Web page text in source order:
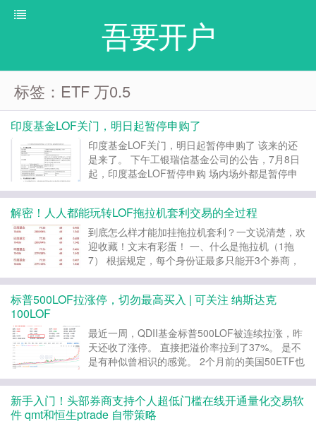
吾要开户
标签：ETF 万0.5
印度基金LOF关门，明日起暂停申购了
印度基金LOF关门，明日起暂停申购了 该来的还
是来了。 下午工银瑞信基金公司的公告，7月8日
起，印度基金LOF暂停申购 场内场外都是暂停申
购的了，日常套利3剑客，印度基金先倒下了。 鉴
于目前海外QDII的火热，并且印度基金LOF是国内
唯一的一个投资印度股票市场的场内外基金，以
至...
解密！人人都能玩转LOF拖拉机套利交易的全过程
到底怎么样才能加挂拖拉机套利？一文说清楚，欢
迎收藏！文末有彩蛋！ 一、什么是拖拉机（1拖
7） 根据规定，每个身份证最多只能开3个券商，
也就是每人最多开3个沪A账户，3个深A账户，3个
上海封基账户，3个深圳封基账户。 上面说的把6
个不同的基金账户集中绑定加挂到1个券商下面，
标普500LOF拉涨停，切勿最高买入 | 可关注 纳斯达克
100LOF
最近一周，QDII基金标普500LOF被连续拉涨，昨
天还收了涨停。 直接把溢价率拉到了37%。 是不
是有种似曾相识的感觉。 2个月前的美国50ETF也
遭遇类似的情况。最后在高溢价买进去的人，就尘
归尘，土归土了。怎么上去就怎么下来。 现在也
是极力不赞成你去买入标普500LOF...
新手入门！头部券商支持个人超低门槛在线开通量化交易软
件 qmt和恒生ptrade 自带策略